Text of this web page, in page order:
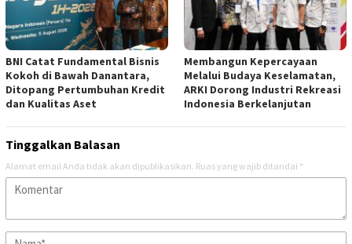
BNI Catat Fundamental Bisnis
Kokoh di Bawah Danantara,
Ditopang Pertumbuhan Kredit
dan Kualitas Aset
Membangun Kepercayaan
Melalui Budaya Keselamatan,
ARKI Dorong Industri Rekreasi
Indonesia Berkelanjutan
Tinggalkan Balasan
Alamat email Anda tidak akan dipublikasikan. Ruas yang wajib ditandai *